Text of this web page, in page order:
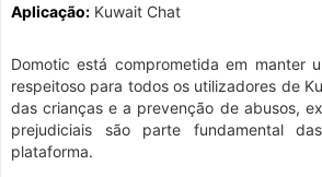
Aplicação: Kuwait Chat
Domotic está comprometida em manter
respeitoso para todos os utilizadores de
das crianças e a prevenção de abusos,
prejudiciais são parte fundamental
plataforma.